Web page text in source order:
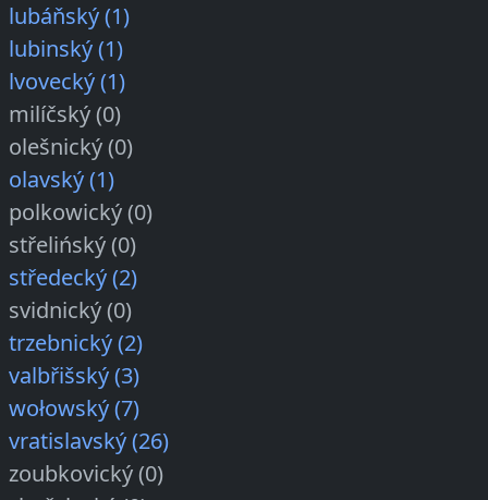
lubáňský (1)
lubinský (1)
lvovecký (1)
milíčský (0)
olešnický (0)
olavský (1)
polkowický (0)
střelińský (0)
středecký (2)
svidnický (0)
trzebnický (2)
valbřišský (3)
wołowský (7)
vratislavský (26)
zoubkovický (0)